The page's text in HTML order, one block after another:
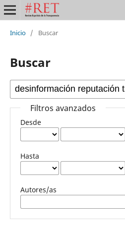
Inicio / Buscar
Buscar
Filtros avanzados
Desde
Hasta
Autores/as